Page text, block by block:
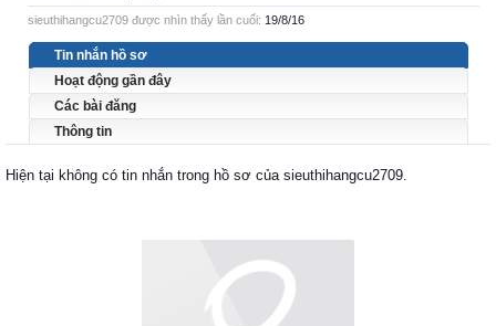
sieuthihangcu2709 được nhìn thấy lần cuối: 19/8/16
Tin nhắn hồ sơ
Hoạt động gần đây
Các bài đăng
Thông tin
Hiện tại không có tin nhắn trong hồ sơ của sieuthihangcu2709.